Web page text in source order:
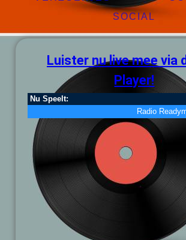
SOCIAL
Luister nu live mee via
Player!